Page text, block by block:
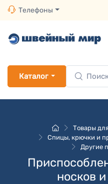
Телефоны
Каталог
Товары
Спицы, крючки и
Другие
носков